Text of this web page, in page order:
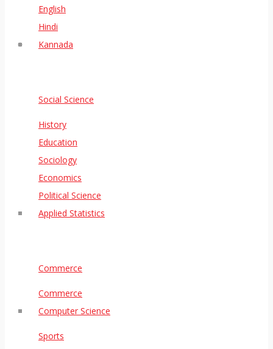
English
Hindi
Kannada
Social Science
History
Education
Sociology
Economics
Political Science
Applied Statistics
Commerce
Commerce
Computer Science
Sports